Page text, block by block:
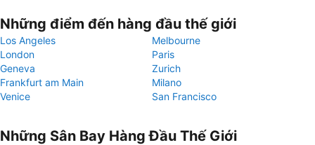
Những điểm đến hàng đầu thế giới
Los Angeles
Melbourne
London
Paris
Geneva
Zurich
Frankfurt am Main
Milano
Venice
San Francisco
Những Sân Bay Hàng Đầu Thế Giới